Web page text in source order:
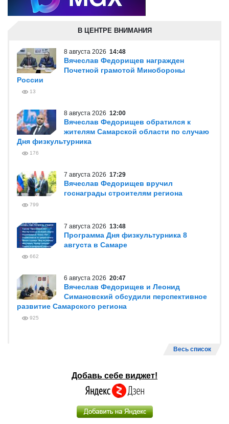
В ЦЕНТРЕ ВНИМАНИЯ
8 августа 2026 14:48
Вячеслав Федорищев награжден
Почетной грамотой Минобороны
России
13
8 августа 2026 12:00
Вячеслав Федорищев обратился к
жителям Самарской области по случаю
Дня физкультурника
176
7 августа 2026 17:29
Вячеслав Федорищев вручил
госнаграды строителям региона
799
7 августа 2026 13:48
Программа Дня физкультурника 8
августа в Самаре
662
6 августа 2026 20:47
Вячеслав Федорищев и Леонид
Симановский обсудили перспективное
развитие Самарского региона
925
Весь список
Добавь себе виджет!